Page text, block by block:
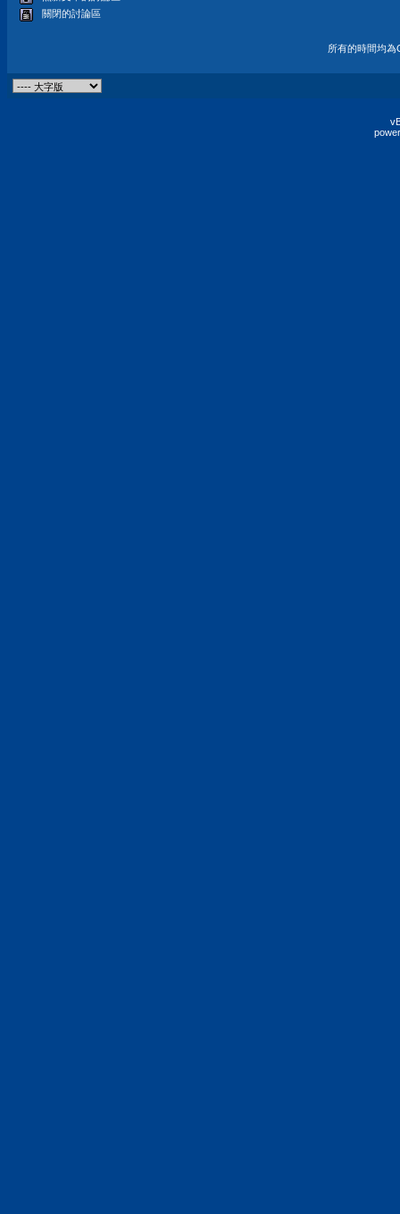
關閉的討論區
所有的時間均為